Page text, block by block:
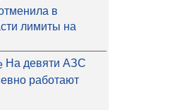
в
лимиты на
На девяти АЗС
работают